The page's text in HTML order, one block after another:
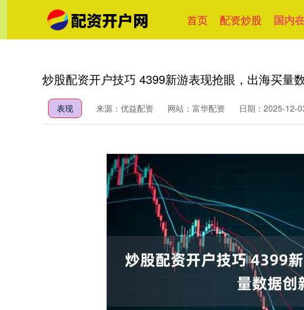
首页 配资炒股 国内
炒股配资开户技巧 4399新游表现抢眼，出海买量
表现 来源：优益配资 网站：富华配资 日期：2025-12-